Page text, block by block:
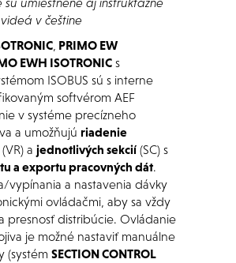
videá v češtine
, PRIMO EW
EWH ISOTRONICs
ISOBUS sú s interne
softvérom AEF
v systéme precízneho
a umožňujú riadenie
a jednotlivých sekcií(SC) s
a exportu pracovných dát.
vypínania a nastavenia dávky
ovládačmi, aby sa vždy
presnosť distribúcie. Ovládanie
je možné nastaviť manuálne
(systém SECTION CONTROL